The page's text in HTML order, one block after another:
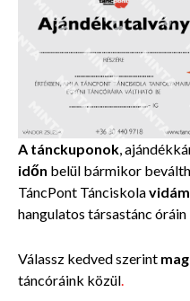
A tánckuponok ,
időn belül bármikor
TáncPont Tánciskolavidám
hangulatos társastánc óráin
Válassz kedved szerint
táncóráink közül